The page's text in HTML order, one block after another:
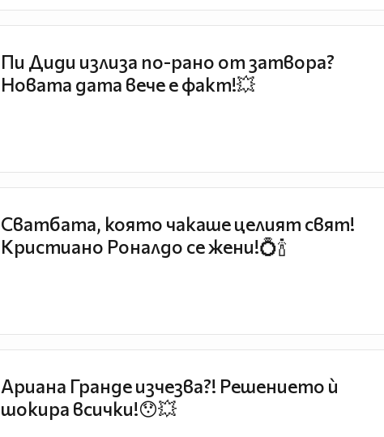
Пи Диди излиза по-рано от затвора?
Новата дата вече е факт!💥
Сватбата, която чакаше целият свят!
Кристиано Роналдо се жени!💍🍾
Ариана Гранде изчезва?! Решението ѝ
шокира всички!😯💥